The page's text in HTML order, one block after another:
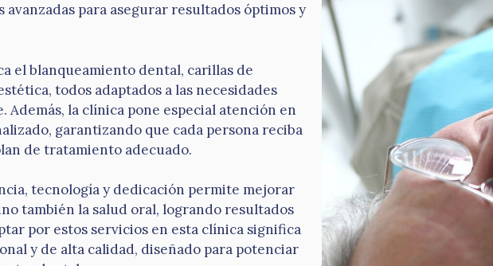
para asegurar resultados óptimos y
el blanqueamiento dental, carillas de
todos adaptados a las necesidades
Además, la clínica pone especial atención en
garantizando que cada persona reciba
de tratamiento adecuado.
tecnología y dedicación permite mejorar
también la salud oral, logrando resultados
por estos servicios en esta clínica significa
y de alta calidad, diseñado para potenciar